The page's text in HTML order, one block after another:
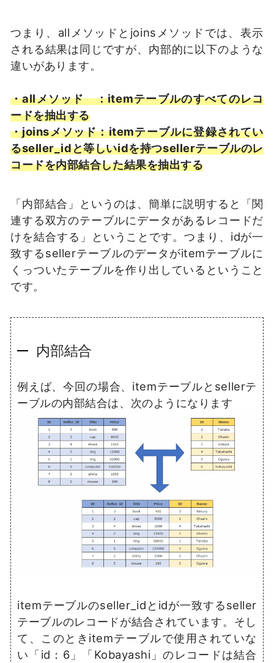
つまり、allメソッドとjoinsメソッドでは、表示
される結果は同じですが、内部的に以下のような
違いがあります。
・allメソッド ：itemテーブルのすべてのレコ
ードを抽出する
・joinsメソッド：itemテーブルに登録されてい
るseller_idと等しいidを持つsellerテーブルのレ
コードを内部結合した結果を抽出する
「内部結合」というのは、簡単に説明すると「関
連する双方のテーブルにデータがあるレコードだ
けを結合する」ということです。つまり、idが一
致するsellerテーブルのデータがitemテーブルに
くっついたテーブルを作り出しているということ
です。
内部結合
例えば、今回の場合、itemテーブルとsellerテ
ーブルの内部結合は、次のようになります
itemテーブルのseller_idとidが一致するseller
テーブルのレコードが結合されています。そし
て、このときitemテーブルで使用されていな
い「id：6」「Kobayashi」のレコードは結合